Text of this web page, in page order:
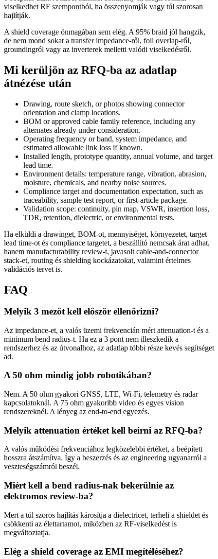
viselkedhet RF szempontból, ha összenyomják vagy túl szorosan
hajlítják.
A shield coverage önmagában sem elég. A 95% braid jól hangzik,
de nem mond sokat a transfer impedance-ről, foil overlap-ről,
groundingról vagy az inverterek melletti valódi viselkedésről.
Mi kerüljön az RFQ-ba az adatlap
átnézése után
Drawing, route sketch, or photos showing connector
orientation and clamp locations.
BOM or approved cable family reference, including any
alternates already under consideration.
Operating frequency or band, system impedance, and
estimated allowable link loss if known.
Installed length, prototype quantity, annual volume, and target
lead time.
Environment details: temperature range, vibration, abrasion,
moisture, chemicals, and nearby noise sources.
Compliance target and documentation expectation, such as
traceability, sample test report, or first-article package.
Validation scope: continuity, pin map, VSWR, insertion loss,
TDR, retention, dielectric, or environmental tests.
Ha elküldi a drawinget, BOM-ot, mennyiséget, környezetet, target
lead time-ot és compliance targetet, a beszállító nemcsak árat adhat,
hanem manufacturability review-t, javasolt cable-and-connector
stack-et, routing és shielding kockázatokat, valamint értelmes
validációs tervet is.
FAQ
Melyik 3 mezőt kell először ellenőrizni?
Az impedance-et, a valós üzemi frekvencián mért attenuation-t és a
minimum bend radius-t. Ha ez a 3 pont nem illeszkedik a
rendszerhez és az útvonalhoz, az adatlap többi része kevés segítséget
ad.
A 50 ohm mindig jobb robotikában?
Nem. A 50 ohm gyakori GNSS, LTE, Wi‑Fi, telemetry és radar
kapcsolatoknál. A 75 ohm gyakoribb video és egyes vision
rendszereknél. A lényeg az end-to-end egyezés.
Melyik attenuation értéket kell beírni az RFQ-ba?
A valós működési frekvenciához legközelebbi értéket, a beépített
hosszra átszámítva. Így a beszerzés és az engineering ugyanarról a
veszteségszámról beszél.
Miért kell a bend radius-nak bekerülnie az
elektromos review-ba?
Mert a túl szoros hajlítás károsítja a dielectricet, terheli a shieldet és
csökkenti az élettartamot, miközben az RF-viselkedést is
megváltoztatja.
Elég a shield coverage az EMI megítéléséhez?